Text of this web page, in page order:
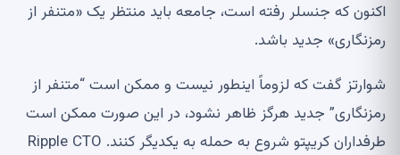
اکنون که جنسلر رفته است، جامعه باید منتظر یک «متنفر از
رمزنگاری» جدید باشد.
شوارتز گفت که لزوماً اینطور نیست و ممکن است “متنفر از
رمزنگاری” جدید هرگز ظاهر نشود، در این صورت ممکن است
طرفداران کریپتو شروع به حمله به یکدیگر کنند. Ripple CTO